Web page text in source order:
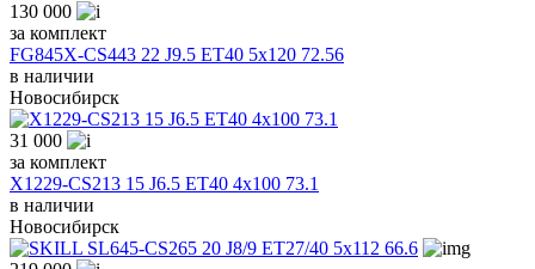
130 000
за комплект
FG845X-CS443 22 J9.5 ET40 5x120 72.56
в наличии
Новосибирск
31 000
за комплект
X1229-CS213 15 J6.5 ET40 4x100 73.1
в наличии
Новосибирск